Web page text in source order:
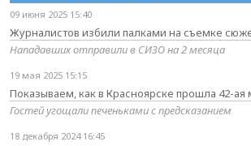
09 июня 2025 15:40
Журналистов избили палками на съемке
Нападавших отправили в СИЗО на 2 месяца
19 мая 2025 15:15
Показываем, как в Красноярске прошла 42-ая
Гостей угощали печеньками с предсказанием
18 декабря 2024 16:45